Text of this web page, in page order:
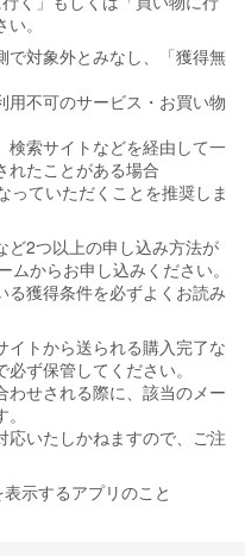
。
で対象外とみなし、「獲得無
用不可のサービス・お買い物
検索サイトなどを経由して一
れたことがある場合
っていただくことを推奨しま
ど2つ以上の申し込み方法が
からお申し込みください。
獲得条件を必ずよくお読み
イトから送られる購入完了な
ず保管してください。
せされる際に、該当のメー
応いたしかねますので、ご注
示するアプリのこと